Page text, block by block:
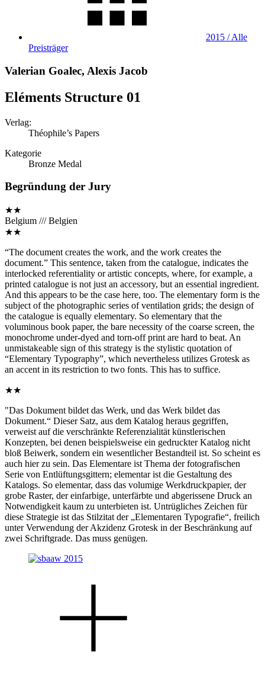
2015 / Alle
Preisträger
Valerian Goalec, Alexis Jacob
Eléments Structure 01
Verlag:
Théophile’s Papers
Kategorie
Bronze Medal
Begründung der Jury
★★
Belgium /// Belgien
★★
“The document creates the work, and the work creates the
document.” This sentence, taken from the catalogue, indicates the
interlocked referentiality or artistic concepts, where, for example, a
printed catalogue is not just an accessory, but an essential ingredient.
And this appears to be the case here, too. The elementary form is the
subject of the photographic series of ventilation grids; the design of
the catalogue is equally elementary. So elementary that the
voluminous book paper, the bare necessity of the coarse screen, the
monochrome under-dyed and torn-off print are hard to beat. An
unmistakeable sign of this strategy is the stylistic quotation of
“Elementary Typography”, which nevertheless utilizes Grotesk as
an accent in its restriction to two fonts. This has to suffice.
★★
"Das Dokument bildet das Werk, und das Werk bildet das
Dokument.“ Dieser Satz, aus dem Katalog heraus gegriffen,
verweist auf die verschränkte Referenzialität künstlerischen
Konzepten, bei denen beispielsweise ein gedruckter Katalog nicht
bloß Beiwerk, sondern ein wesentlicher Bestandteil ist. So scheint es
auch hier zu sein. Das Elementare ist Thema der fotografischen
Serie von Entlüftungsgittern; elementar ist die Gestaltung des
Katalogs. So elementar, dass das volumige Werkdruckpapier, der
grobe Raster, der einfarbige, unterfärbte und abgerissene Druck an
Notwendigkeit kaum zu unterbieten ist. Untrügliches Zeichen für
diese Strategie ist das Stilzitat der „Elementaren Typografie“, freilich
unter Verwendung der Akzidenz Grotesk in der Beschränkung auf
zwei Schriftgrade. Das muss genügen.